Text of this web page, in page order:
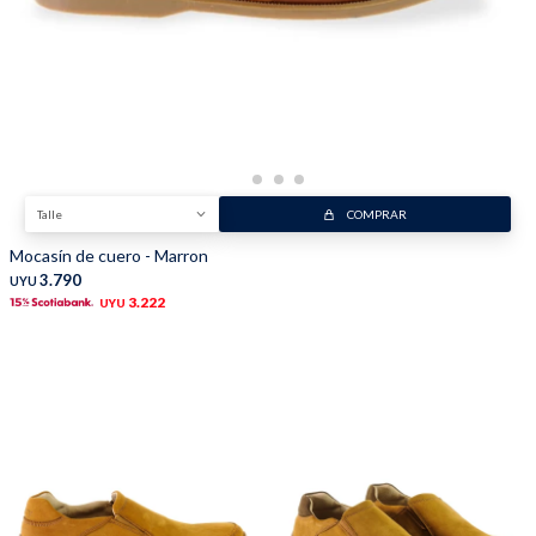
Talle COMPRAR
Mocasín de cuero - Marron
UYU 3.790
UYU 3.222
Trabaja con nosotros